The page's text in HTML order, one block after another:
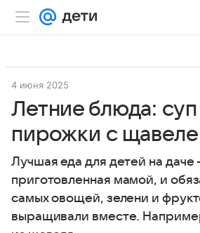
4 июня 2025
Летние блюда: суп
пирожки с
Лучшая еда для детей на даче
приготовленная мамой, и
самых овощей, зелени и
выращивали вместе.